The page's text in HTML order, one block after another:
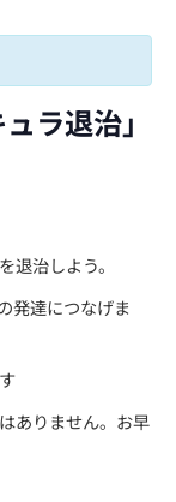
ラ退治」
治しよう。
発達につなげま
ありません。お早